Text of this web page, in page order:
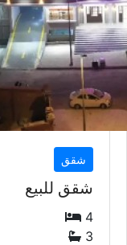
شقق
شقق للبيع
4
3